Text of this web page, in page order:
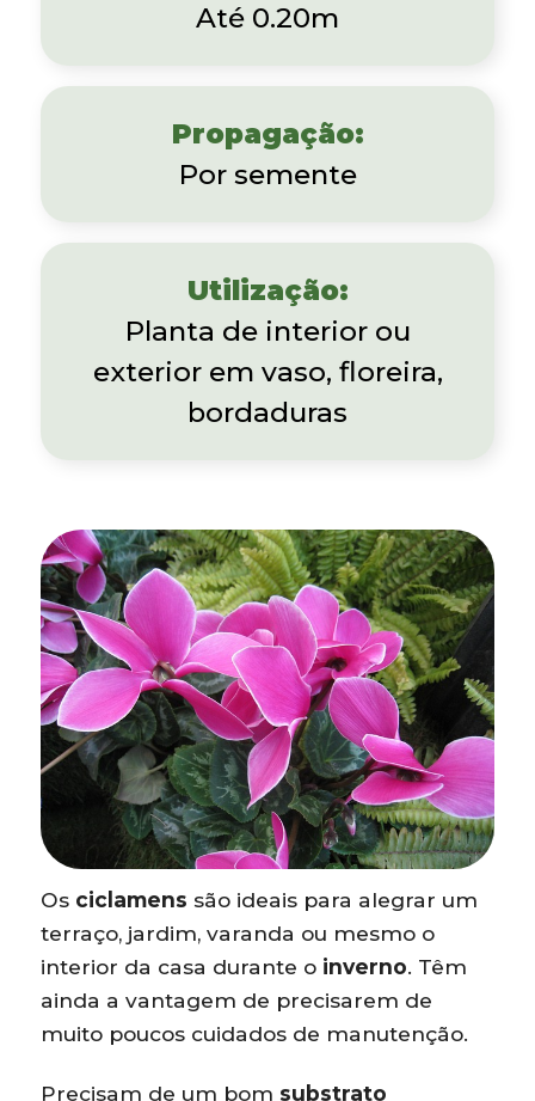
Até 0.20m
Propagação:
Por semente
Utilização:
Planta de interior ou
exterior em vaso, floreira,
bordaduras
Os ciclamens são ideais para alegrar um
terraço, jardim, varanda ou mesmo o
interior da casa durante o inverno. Têm
ainda a vantagem de precisarem de
muito poucos cuidados de manutenção.
Precisam de um bom substrato